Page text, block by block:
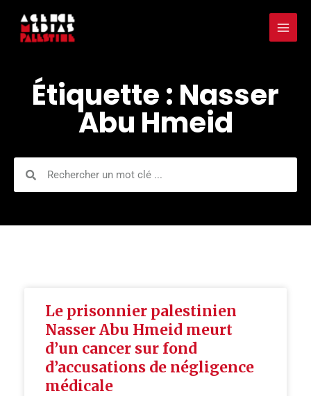
contenu
Étiquette : Nasser
Abu Hmeid
Le prisonnier palestinien
Nasser Abu Hmeid meurt
d’un cancer sur fond
d’accusations de négligence
médicale